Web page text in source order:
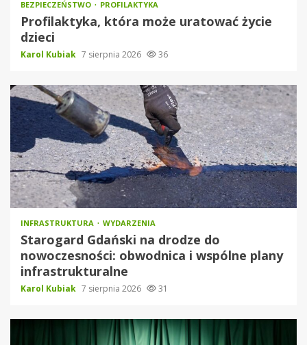
BEZPIECZEŃSTWO PROFILAKTYKA
Profilaktyka, która może uratować życie
dzieci
Karol Kubiak 7 sierpnia 2026 36
INFRASTRUKTURA WYDARZENIA
Starogard Gdański na drodze do
nowoczesności: obwodnica i wspólne plany
infrastrukturalne
Karol Kubiak 7 sierpnia 2026 31